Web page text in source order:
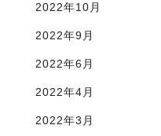
2022年10月
2022年9月
2022年6月
2022年4月
2022年3月